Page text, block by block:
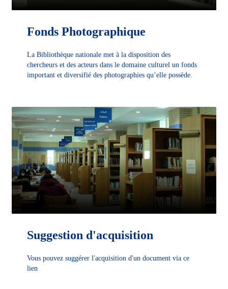
Fonds Photographique
La Bibliothèque nationale met à la disposition des
chercheurs et des acteurs dans le domaine culturel un fonds
important et diversifié des photographies qu’elle possède.
Suggestion d'acquisition
Vous pouvez suggérer l'acquisition d'un document via ce
lien